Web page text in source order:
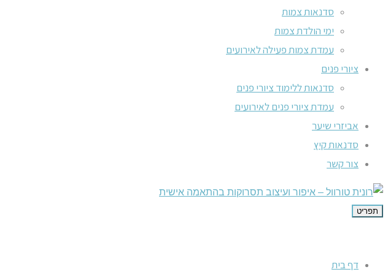
סדנאות צמות
ימי הולדת צמות
עמדת צמות פעילה לאירועים
ציורי פנים
סדנאות ללימוד ציורי פנים
עמדת ציורי פנים לאירועים
אביזרי שיער
סדנאות קיץ
צור קשר
תפריט
דף בית